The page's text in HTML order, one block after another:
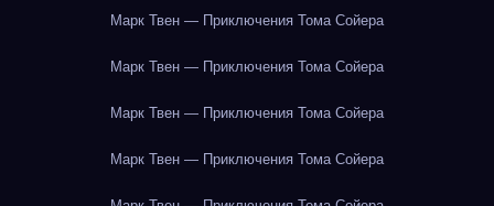
Марк Твен — Приключения Тома Сойера
Марк Твен — Приключения Тома Сойера
Марк Твен — Приключения Тома Сойера
Марк Твен — Приключения Тома Сойера